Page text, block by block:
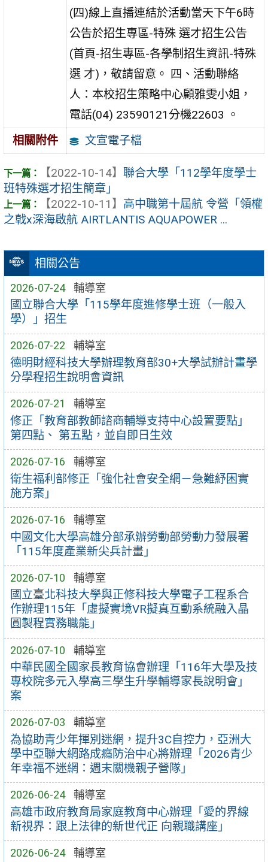
相關公告
2026-07-24 輔導室
國立聯合大學「115學年度進修學士班（一般入
學）」招生
2026-07-22 輔導室
德明財經科技大學辦理教育部30+大學試辦計畫學
分學程招生說明會資訊
2026-07-21 輔導室
修正「教育部教師諮商輔導支持中心設置要點」
第四點、 第五點，並自即日生效
2026-07-16 輔導室
衛生福利部修正「強化社會安全網－急難紓困實
施方案」
2026-07-16 輔導室
中國文化大學高雄分部承辦勞動部勞動力發展署
「115年度產業新尖兵計畫」
2026-07-10 輔導室
國立臺北科技大學與正修科技大學電子工程系合
作辦理115年「虛擬實境VR擬真互動系統融入晶
圓製程實務職能」
2026-07-10 輔導室
中華民國全國家長教育協會辦理「116年大學及技
專校院多元入學高三學生升學輔導家長說明會」
案
2026-07-03 輔導室
為協助青少年揮別迷網，提升3C自控力，亞洲大
學中亞聯大網路成癮防治中心將辦理「2026青少
年幸福不迷網：週末關機親子營隊」
2026-06-24 輔導室
高雄市政府教育局家庭教育中心辦理「愛的界線
新視界：跟上法律的新世代正 向親職講座」
2026-06-24 輔導室
(四)線上直播連結於活動當天下午6時
公告於招生專區-特殊 選才招生公告
(首頁-招生專區-各學制招生資訊-特殊
選 才)，敬請留意。 四、活動聯絡
人：本校招生策略中心顧雅雯小姐，
電話(04) 23590121分機22603 。
相關附件
文宣電子檔
【2022-10-14】 聯合大學「112學年度學士
班特殊選才招生簡章」
【2022-10-11】 高中職第十屆航 令營「領權
之戟x深海啟航 AIRTLANTIS AQUAPOWER ...